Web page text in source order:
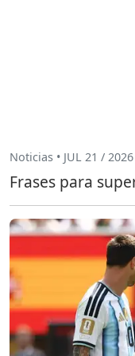
Noticias • JUL 21 / 2026
Frases para